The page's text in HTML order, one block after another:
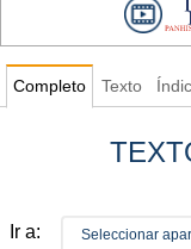
Completo Texto
Ir a: Seleccionar